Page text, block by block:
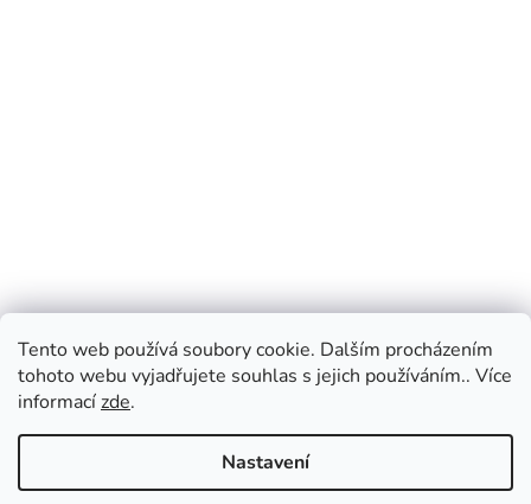
Tento web používá soubory cookie. Dalším procházením
tohoto webu vyjadřujete souhlas s jejich používáním.. Více
informacízde.
Nastavení